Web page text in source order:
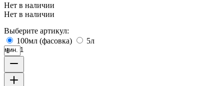
Нет в наличии
Нет в наличии
Выберите артикул:
100мл (фасовка)
5л
мин. 1